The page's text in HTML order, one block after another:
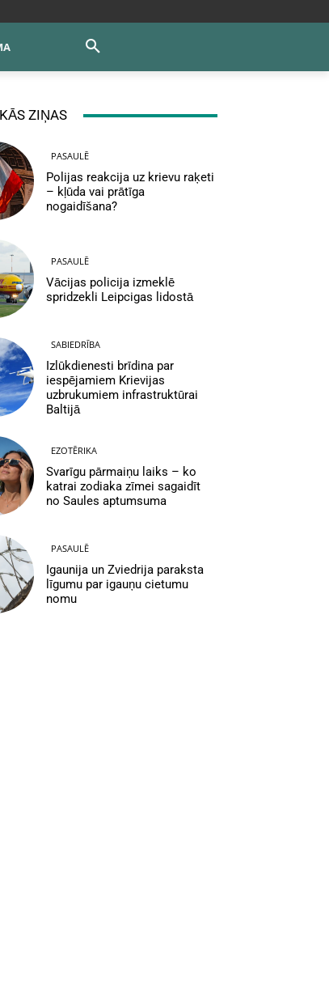
ZIŅAS
PASAULĒ
Polijas reakcija uz krievu raķeti
– kļūda vai prātīga
nogaidīšana?
PASAULĒ
Vācijas policija izmeklē
spridzekli Leipcigas lidostā
SABIEDRĪBA
Izlūkdienesti brīdina par
iespējamiem Krievijas
uzbrukumiem infrastruktūrai
Baltijā
EZOTĒRIKA
Svarīgu pārmaiņu laiks – ko
katrai zodiaka zīmei sagaidīt
no Saules aptumsuma
PASAULĒ
Igaunija un Zviedrija paraksta
līgumu par igauņu cietumu
nomu